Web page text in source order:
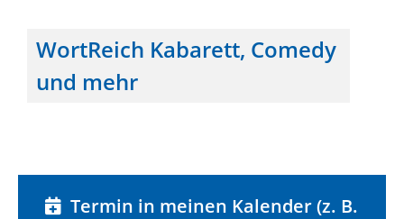
WortReich Kabarett, Comedy
und mehr
Termin in meinen Kalender (z. B.